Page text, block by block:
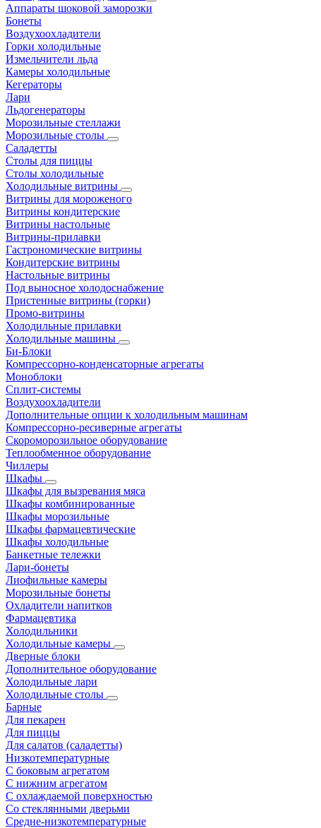
Аппараты шоковой заморозки
Бонеты
Воздухоохладители
Горки холодильные
Измельчители льда
Камеры холодильные
Кегераторы
Лари
Льдогенераторы
Морозильные стеллажи
Морозильные столы
Саладетты
Столы для пиццы
Столы холодильные
Холодильные витрины
Витрины для мороженого
Витрины кондитерские
Витрины настольные
Витрины-прилавки
Гастрономические витрины
Кондитерские витрины
Настольные витрины
Под выносное холодоснабжение
Пристенные витрины (горки)
Промо-витрины
Холодильные прилавки
Холодильные машины
Би-Блоки
Компрессорно-конденсаторные агрегаты
Моноблоки
Сплит-системы
Воздухоохладители
Дополнительные опции к холодильным машинам
Компрессорно-ресиверные агрегаты
Скороморозильное оборудование
Теплообменное оборудование
Чиллеры
Шкафы
Шкафы для вызревания мяса
Шкафы комбинированные
Шкафы морозильные
Шкафы фармацевтические
Шкафы холодильные
Банкетные тележки
Лари-бонеты
Лиофильные камеры
Морозильные бонеты
Охладители напитков
Фармацевтика
Холодильники
Холодильные камеры
Дверные блоки
Дополнительное оборудование
Холодильные лари
Холодильные столы
Барные
Для пекарен
Для пиццы
Для салатов (саладетты)
Низкотемпературные
С боковым агрегатом
С нижним агрегатом
С охлаждаемой поверхностью
Со стеклянными дверьми
Средне-низкотемпературные